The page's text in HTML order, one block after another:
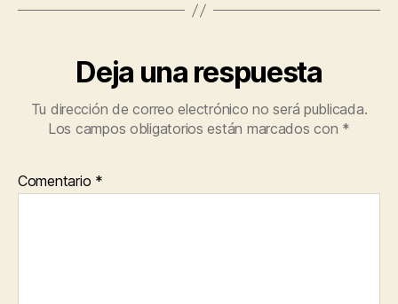
Deja una respuesta
Tu dirección de correo electrónico no será publicada.
Los campos obligatorios están marcados con *
Comentario *